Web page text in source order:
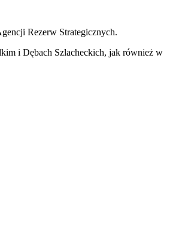
Rezerw Strategicznych.
i Dębach Szlacheckich, jak również w